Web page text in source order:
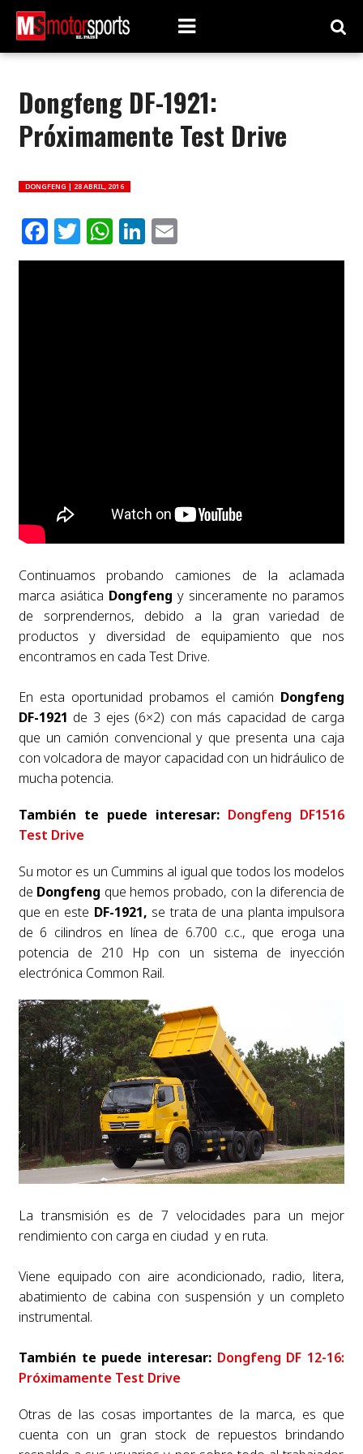
Dongfeng DF-1921:
Próximamente Test Drive
DONGFENG | 28 ABRIL, 2016
Facebook
Twitter
WhatsApp
LinkedIn
Email
Continuamos probando camiones de la aclamada
marca asiática Dongfeng y sinceramente no paramos
de sorprendernos, debido a la gran variedad de
productos y diversidad de equipamiento que nos
encontramos en cada Test Drive.
En esta oportunidad probamos el camión Dongfeng
DF-1921 de 3 ejes (6×2) con más capacidad de carga
que un camión convencional y que presenta una caja
con volcadora de mayor capacidad con un hidráulico de
mucha potencia.
También te puede interesar: Dongfeng DF1516
Test Drive
Su motor es un Cummins al igual que todos los modelos
de Dongfeng que hemos probado, con la diferencia de
que en este DF-1921, se trata de una planta impulsora
de 6 cilindros en línea de 6.700 c.c., que eroga una
potencia de 210 Hp con un sistema de inyección
electrónica Common Rail.
La transmisión es de 7 velocidades para un mejor
rendimiento con carga en ciudad y en ruta.
Viene equipado con aire acondicionado, radio, litera,
abatimiento de cabina con suspensión y un completo
instrumental.
También te puede interesar: Dongfeng DF 12-16:
Próximamente Test Drive
Otras de las cosas importantes de la marca, es que
cuenta con un gran stock de repuestos brindando